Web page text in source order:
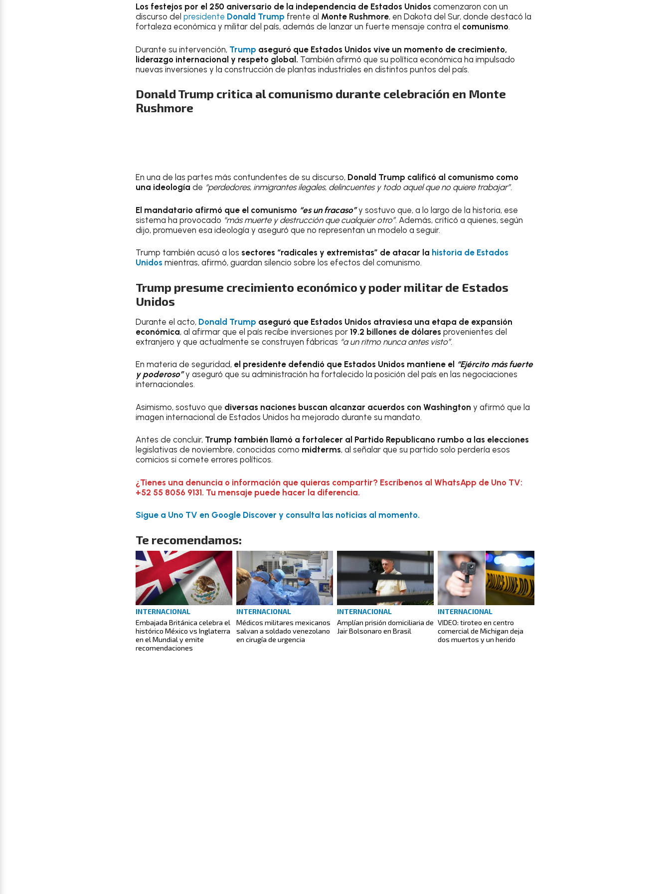
Los festejos por el 250 aniversario de la independencia de Estados Unidos comenzaron con un
discurso del presidente Donald Trump frente al Monte Rushmore, en Dakota del Sur, donde destacó la
fortaleza económica y militar del país, además de lanzar un fuerte mensaje contra el comunismo.
Durante su intervención, Trump aseguró que Estados Unidos vive un momento de crecimiento,
liderazgo internacional y respeto global. También afirmó que su política económica ha impulsado
nuevas inversiones y la construcción de plantas industriales en distintos puntos del país.
Donald Trump critica al comunismo durante celebración en Monte
Rushmore
En una de las partes más contundentes de su discurso, Donald Trump calificó al comunismo como
una ideología de “perdedores, inmigrantes ilegales, delincuentes y todo aquel que no quiere trabajar”.
El mandatario afirmó que el comunismo “es un fracaso”y sostuvo que, a lo largo de la historia, ese
sistema ha provocado “más muerte y destrucción que cualquier otro”. Además, criticó a quienes, según
dijo, promueven esa ideología y aseguró que no representan un modelo a seguir.
Trump también acusó a los sectores “radicales y extremistas” de atacar la historia de Estados
Unidos mientras, afirmó, guardan silencio sobre los efectos del comunismo.
Trump presume crecimiento económico y poder militar de Estados
Unidos
Durante el acto, Donald Trump aseguró que Estados Unidos atraviesa una etapa de expansión
económica, al afirmar que el país recibe inversiones por 19.2 billones de dólares provenientes del
extranjero y que actualmente se construyen fábricas “a un ritmo nunca antes visto”.
En materia de seguridad, el presidente defendió que Estados Unidos mantiene el “Ejército más fuerte
y poderoso”y aseguró que su administración ha fortalecido la posición del país en las negociaciones
internacionales.
Asimismo, sostuvo que diversas naciones buscan alcanzar acuerdos con Washington y afirmó que la
imagen internacional de Estados Unidos ha mejorado durante su mandato.
Antes de concluir, Trump también llamó a fortalecer al Partido Republicano rumbo a las elecciones
legislativas de noviembre, conocidas como midterms, al señalar que su partido solo perdería esos
comicios si comete errores políticos.
¿Tienes una denuncia o información que quieras compartir? Escríbenos al WhatsApp de Uno TV:
+52 55 8056 9131. Tu mensaje puede hacer la diferencia.
Sigue a Uno TV en Google Discover y consulta las noticias al momento.
Te recomendamos:
INTERNACIONAL
Embajada Británica celebra el
histórico México vs Inglaterra
en el Mundial y emite
recomendaciones
INTERNACIONAL
Médicos militares mexicanos
salvan a soldado venezolano
en cirugía de urgencia
INTERNACIONAL
Amplían prisión domiciliaria de
Jair Bolsonaro en Brasil
INTERNACIONAL
VIDEO: tiroteo en centro
comercial de Michigan deja
dos muertos y un herido